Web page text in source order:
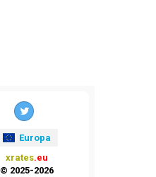
Europa
xrates.eu
© 2025-2026